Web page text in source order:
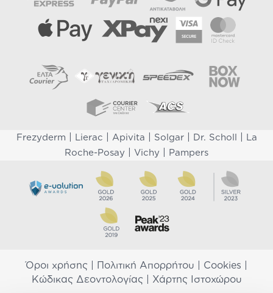
Frezyderm Lierac Apivita Solgar| Dr. Scholl
La
Roche-Posay
Vichy Pampers
Όροι χρήσης Πολιτική Απορρήτου Cookies
Κώδικας Δεοντολογίας| Χάρτης Ιστοχώρου